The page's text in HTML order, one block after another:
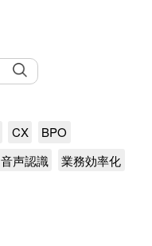
CX
BPO
音声認識 業務効率化